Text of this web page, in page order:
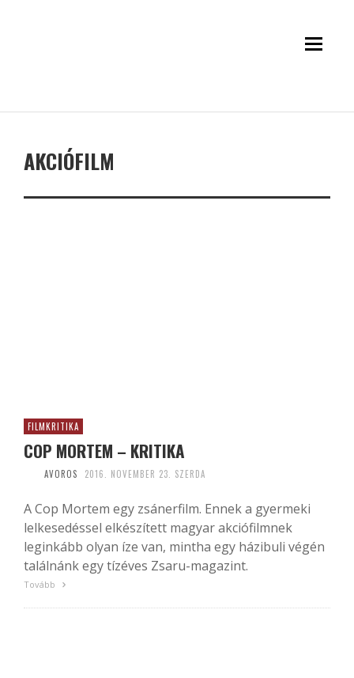
AKCIÓFILM
FILMKRITIKA
COP MORTEM – KRITIKA
AVOROS 2016. NOVEMBER 23. SZERDA
A Cop Mortem egy zsánerfilm. Ennek a gyermeki
lelkesedéssel elkészített magyar akciófilmnek
leginkább olyan íze van, mintha egy házibuli végén
találnánk egy tízéves Zsaru-magazint.
Tovább